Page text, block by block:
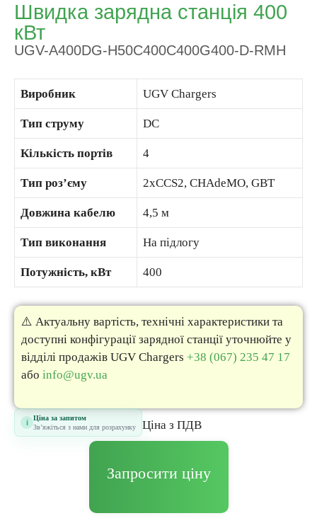
Швидка зарядна станція 400
кВт
UGV-A400DG-H50С400C400G400-D-RMH
Виробник UGV Chargers
Тип струму DC
Кількість портів 4
Тип роз’єму 2хCCS2, CHAdeMO, GBT
Довжина кабелю 4,5 м
Тип виконання На підлогу
Потужність, кВт 400
⚠️ Актуальну вартість, технічні характеристики та
доступні конфігурації зарядної станції уточнюйте у
відділі продажів UGV Chargers +38 (067) 235 47 17
або info@ugv.ua
i Ціна за запитом
Звʼяжіться з нами для розрахунку Цiна з ПДВ
Запросити ціну